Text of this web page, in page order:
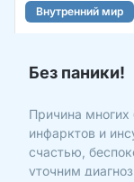
Внутренний мир
Без паники!
Причина многих
инфарктов и
счастью,
уточним